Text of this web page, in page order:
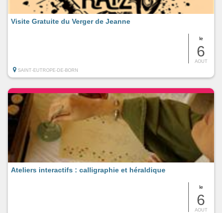
le
6
AOUT
Visite Gratuite du Verger de Jeanne
SAINT-EUTROPE-DE-BORN
le
6
AOUT
Ateliers interactifs : calligraphie et héraldique